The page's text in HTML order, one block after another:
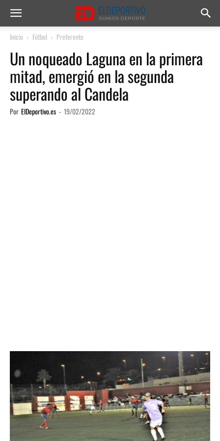
Inicio Fútbol Preferente
Un noqueado Laguna en la primera
mitad, emergió en la segunda
superando al Candela
Por ElDeportivo.es - 19/02/2022